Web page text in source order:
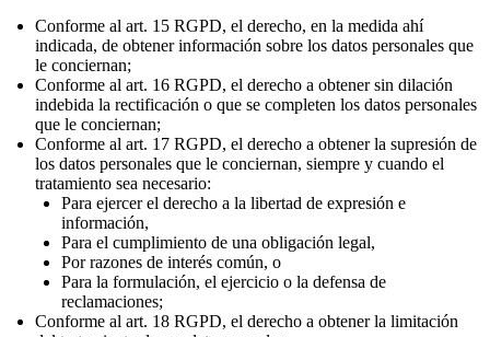
Conforme al art. 15 RGPD, el derecho, en la medida ahí
indicada, de obtener información sobre los datos personales que
le conciernan;
Conforme al art. 16 RGPD, el derecho a obtener sin dilación
indebida la rectificación o que se completen los datos personales
que le conciernan;
Conforme al art. 17 RGPD, el derecho a obtener la supresión de
los datos personales que le conciernan, siempre y cuando el
tratamiento sea necesario:
Para ejercer el derecho a la libertad de expresión e
información,
Para el cumplimiento de una obligación legal,
Por razones de interés común, o
Para la formulación, el ejercicio o la defensa de
reclamaciones;
Conforme al art. 18 RGPD, el derecho a obtener la limitación